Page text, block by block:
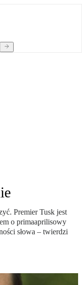
Premier Tusk jest
o primaaprilisowy
słowa – twierdzi